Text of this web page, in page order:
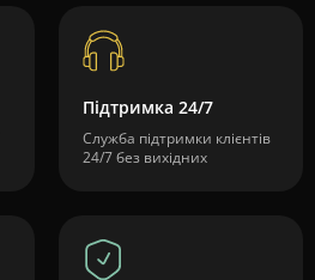
Підтримка 24/7
Служба підтримки клієнтів
24/7 без вихідних